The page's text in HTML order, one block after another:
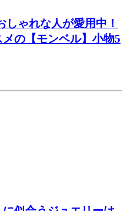
しゃれな人が愛用中！
の【モンベル】小物5